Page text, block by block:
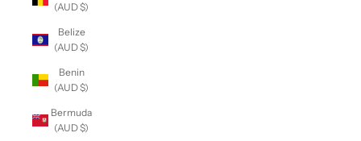
(AUD $)
Belize
(AUD $)
Benin
(AUD $)
Bermuda
(AUD $)